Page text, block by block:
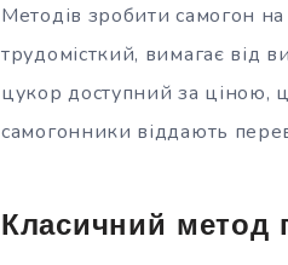
Методів зробити самогон
трудомісткий, вимагає від
цукор доступний за ціною,
самогонники віддають
Класичний метод